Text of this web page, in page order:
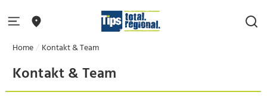
Home Kontakt & Team
Kontakt & Team